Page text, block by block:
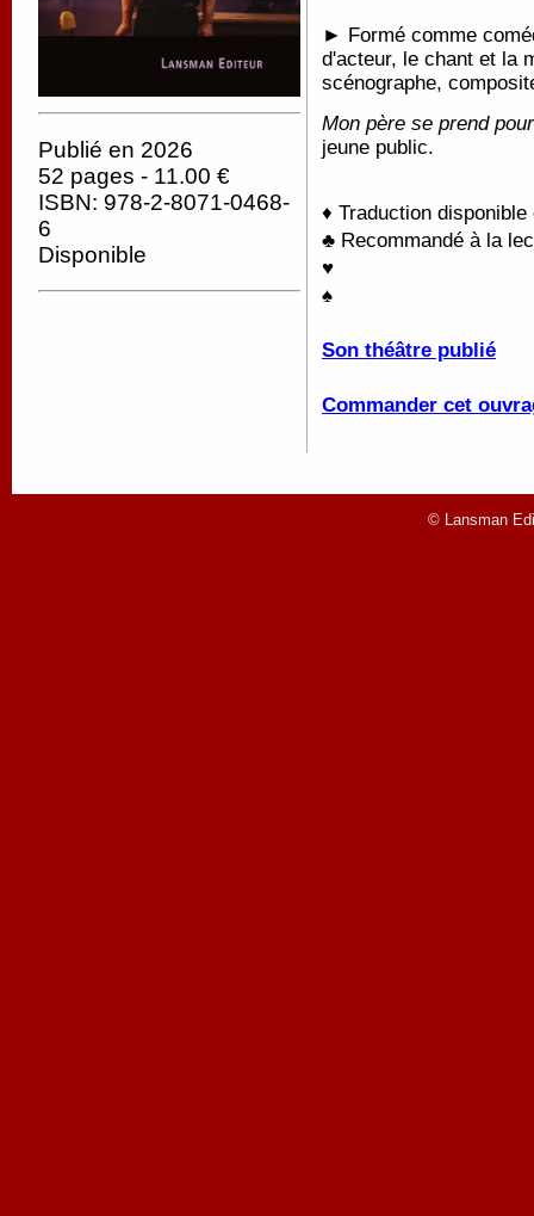
Publié en 2026
52 pages - 11.00 €
ISBN: 978-2-8071-0468-
6
Disponible
► Formé comme
d'acteur, le chant et la
scénographe,
Mon père se prend
jeune public.
♦ Traduction
♣ Recommandé à la
♥
♠
Son théâtre publié
Commander cet
© Lansman